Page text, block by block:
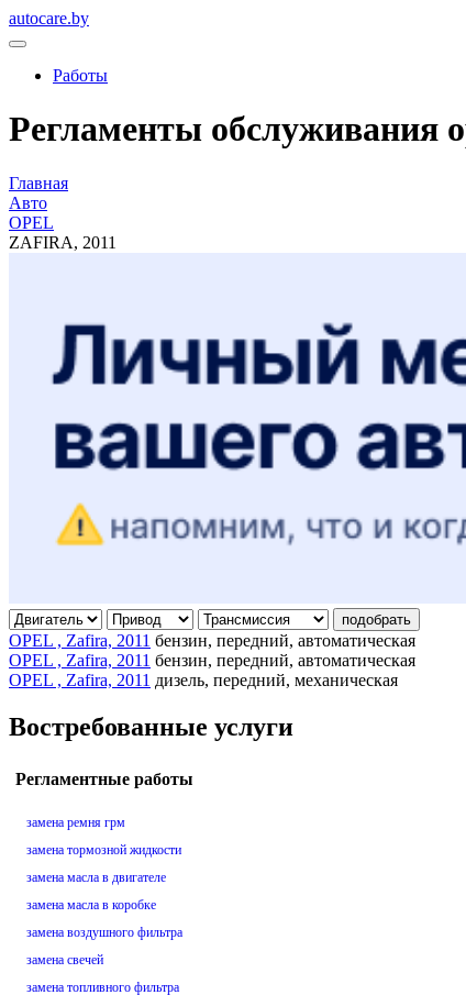
autocare.by
Работы
Регламенты обслуживания
Главная
Авто
OPEL
ZAFIRA, 2011
подобрать
OPEL , Zafira, 2011 бензин, передний, автоматическая
OPEL , Zafira, 2011 бензин, передний, автоматическая
OPEL , Zafira, 2011 дизель, передний, механическая
Востребованные услуги
Регламентные работы
замена ремня грм
замена тормозной жидкости
замена масла в двигателе
замена масла в коробке
замена воздушного фильтра
замена свечей
замена топливного фильтра